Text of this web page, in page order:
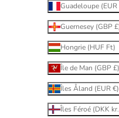
Guadeloupe (EUR
Guernesey (GBP
Hongrie (HUF Ft)
Île de Man (GBP £)
Îles Åland (EUR €)
Îles Féroé (DKK